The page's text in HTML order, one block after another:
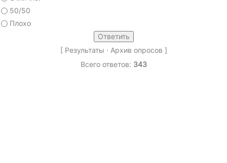
50/50
Плохо
[ Результаты · Архив опросов ]
Всего ответов: 343